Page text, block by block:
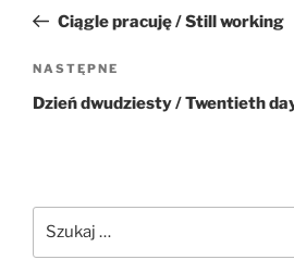
wpisCiągle pracuję / Still working
Następny
wpis
NASTĘPNE
Dzień dwudziesty / Twentieth